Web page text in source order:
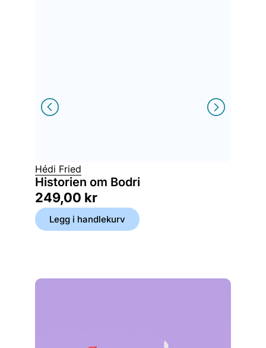
Hédi Fried
Historien om Bodri
249,00 kr
Legg i handlekurv